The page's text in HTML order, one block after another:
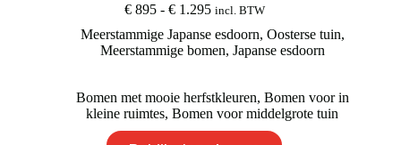
€895 - €1.295Prijsklasse:
tot
€ 1.295
incl. BTW
Meerstammige Japanse esdoorn, Oosterse tuin,
Meerstammige bomen, Japanse esdoorn
Bomen met mooie herfstkleuren, Bomen voor in
kleine ruimtes,Bomen voor middelgrote tuin